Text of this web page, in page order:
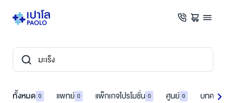
ทั้งหมด 0 แพทย์ 0 แพ็กเกจโปรโมชั่น 0 ศูนย์ 0 บทควา